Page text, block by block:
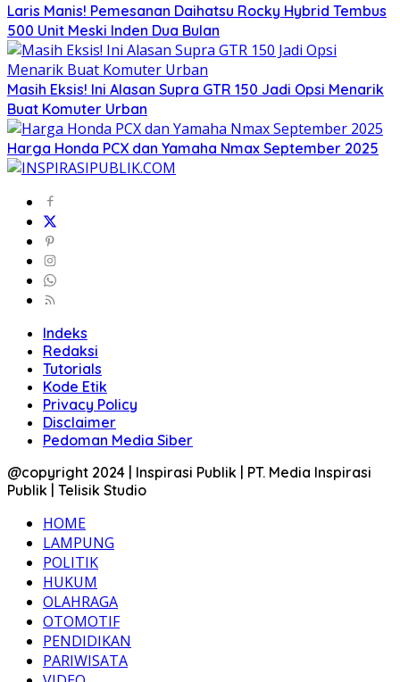
Laris Manis! Pemesanan Daihatsu Rocky Hybrid Tembus
500 Unit Meski Inden Dua Bulan
Masih Eksis! Ini Alasan Supra GTR 150 Jadi Opsi Menarik
Buat Komuter Urban
Harga Honda PCX dan Yamaha Nmax September 2025
Indeks
Redaksi
Tutorials
Kode Etik
Privacy Policy
Disclaimer
Pedoman Media Siber
@copyright 2024 | Inspirasi Publik | PT. Media Inspirasi
Publik | Telisik Studio
HOME
LAMPUNG
POLITIK
HUKUM
OLAHRAGA
OTOMOTIF
PENDIDIKAN
PARIWISATA